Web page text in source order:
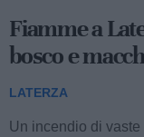
Fiamme a
bosco e
LATERZA
Un incendio di